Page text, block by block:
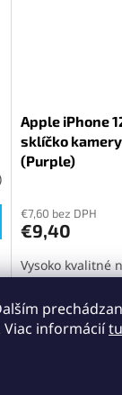
Viac informáciítu
Apple iPhone
sklíčko
(Purple)
produktu
je
z
hviezdičiek.
€7,60 bez DPH
€9,40
Vysoko kvalitné
iPhone 12
integrovanými
fotoaparát,
obnovenie
telefónu.
jednoduchá